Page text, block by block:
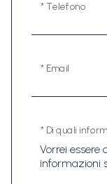
* Telefono
* Email
* Di quali